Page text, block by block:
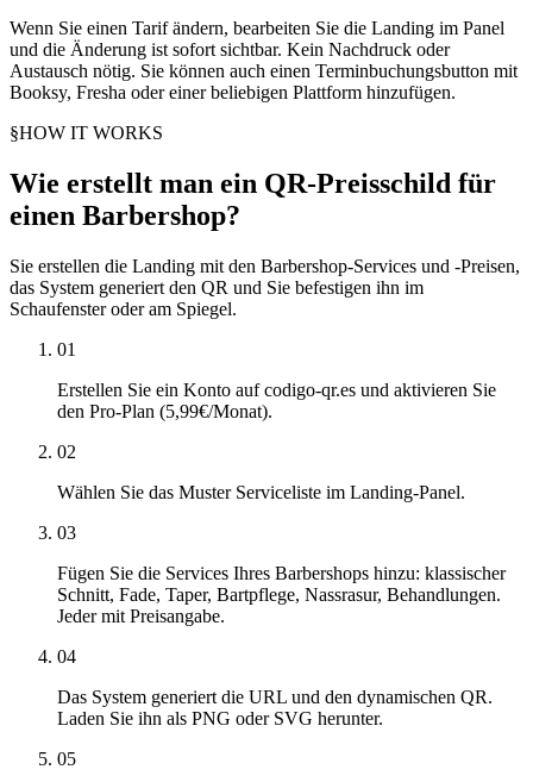
Wenn Sie einen Tarif ändern, bearbeiten Sie die Landing im Panel
und die Änderung ist sofort sichtbar. Kein Nachdruck oder
Austausch nötig. Sie können auch einen Terminbuchungsbutton mit
Booksy, Fresha oder einer beliebigen Plattform hinzufügen.
§HOW IT WORKS
Wie erstellt man ein QR-Preisschild für
einen Barbershop?
Sie erstellen die Landing mit den Barbershop-Services und -Preisen,
das System generiert den QR und Sie befestigen ihn im
Schaufenster oder am Spiegel.
01
Erstellen Sie ein Konto auf codigo-qr.es und aktivieren Sie
den Pro-Plan (5,99€/Monat).
02
Wählen Sie das Muster Serviceliste im Landing-Panel.
03
Fügen Sie die Services Ihres Barbershops hinzu: klassischer
Schnitt, Fade, Taper, Bartpflege, Nassrasur, Behandlungen.
Jeder mit Preisangabe.
04
Das System generiert die URL und den dynamischen QR.
Laden Sie ihn als PNG oder SVG herunter.
05